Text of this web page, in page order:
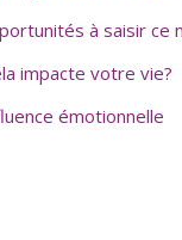
à saisir ce
impacte votre vie?
émotionnelle